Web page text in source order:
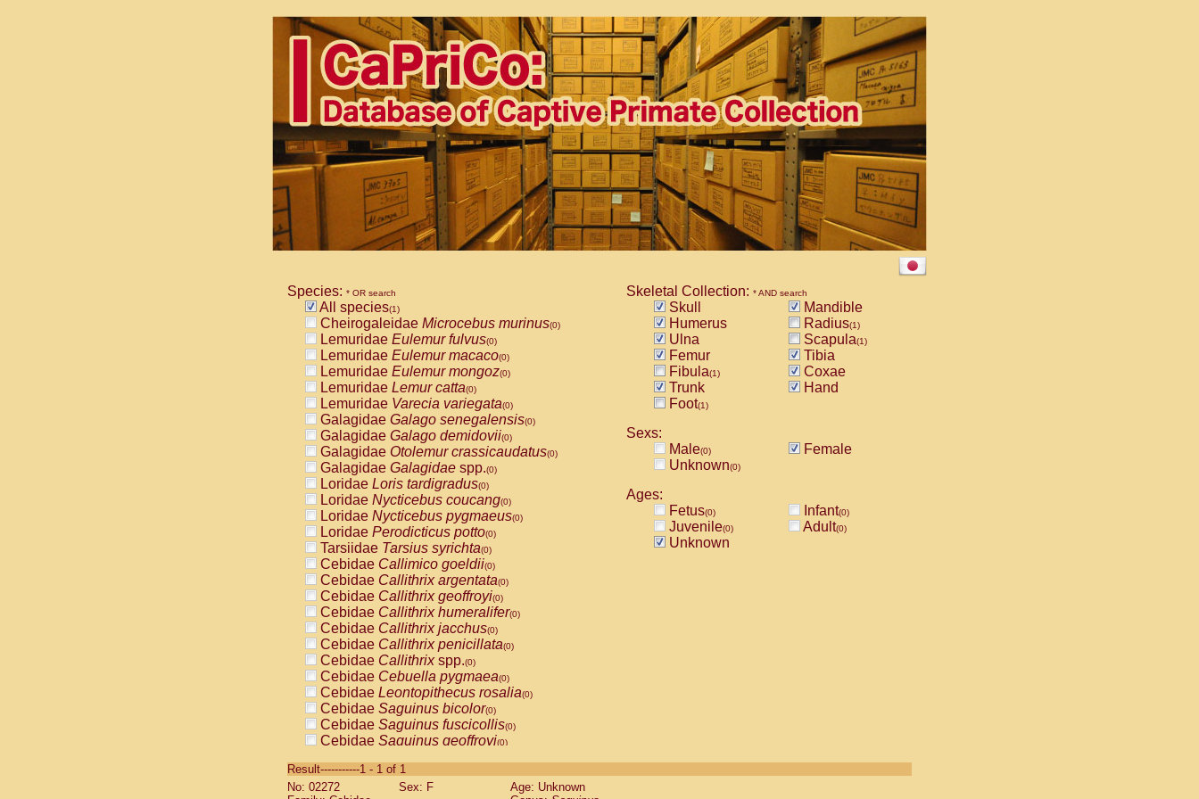
Species: * OR search
All species(1)
Cheirogaleidae Microcebus murinus(0)
Lemuridae Eulemur fulvus(0)
Lemuridae Eulemur macaco(0)
Lemuridae Eulemur mongoz(0)
Lemuridae Lemur catta(0)
Lemuridae Varecia variegata(0)
Galagidae Galago senegalensis(0)
Galagidae Galago demidovii(0)
Galagidae Otolemur crassicaudatus(0)
Galagidae Galagidae spp.(0)
Loridae Loris tardigradus(0)
Loridae Nycticebus coucang(0)
Loridae Nycticebus pygmaeus(0)
Loridae Perodicticus potto(0)
Tarsiidae Tarsius syrichta(0)
Cebidae Callimico goeldii(0)
Cebidae Callithrix argentata(0)
Cebidae Callithrix geoffroyi(0)
Cebidae Callithrix humeralifer(0)
Cebidae Callithrix jacchus(0)
Cebidae Callithrix penicillata(0)
Cebidae Callithrixspp.(0)
Cebidae Cebuella pygmaea(0)
Cebidae Leontopithecus rosalia(0)
Cebidae Saguinus bicolor(0)
Cebidae Saguinus fuscicollis(0)
Cebidae Saguinus geoffroyi(0)
CebidaeSaguinus labiatus(0)
Cebidae Saguinus leucopus (0)
Skeletal Collection: * AND search
Skull
Mandible
Humerus
Radius(1)
Ulna Scapula(1)
Femur
Tibia
Fibula(1)
Coxae
Trunk
Hand
Foot(1)
Sexs:
Male(0)
Female
Unknown(0)
Ages:
Fetus(0) Infant(0)
Juvenile(0) Adult(0)
Unknown
Result-----------1 - 1 of 1
No: 02272
Sex: F
Age: Unknown